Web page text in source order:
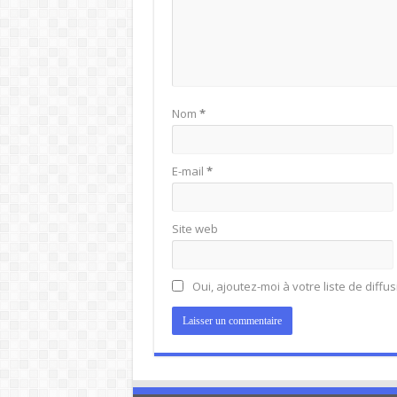
Nom *
E-mail *
Site web
Oui, ajoutez-moi à votre liste de